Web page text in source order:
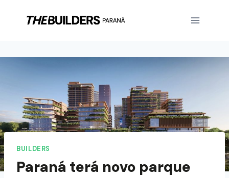
BUILDERS
Paraná terá novo parque